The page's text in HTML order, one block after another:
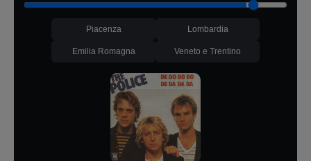
Piacenza Lombardia
Emilia Romagna Veneto e Trentino